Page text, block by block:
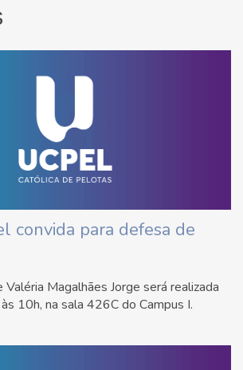
convida para defesa de
Magalhães Jorge será realizada
10h, na sala 426C do Campus I.